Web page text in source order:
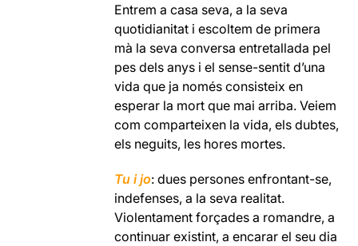
Entrem a casa seva, a la seva
quotidianitat i escoltem de primera
mà la seva conversa entretallada pel
pes dels anys i el sense-sentit d’una
vida que ja només consisteix en
esperar la mort que mai arriba. Veiem
com comparteixen la vida, els dubtes,
els neguits, les hores mortes.
Tu i jo: dues persones enfrontant-se,
indefenses, a la seva realitat.
Violentament forçades a romandre, a
continuar existint, a encarar el seu dia